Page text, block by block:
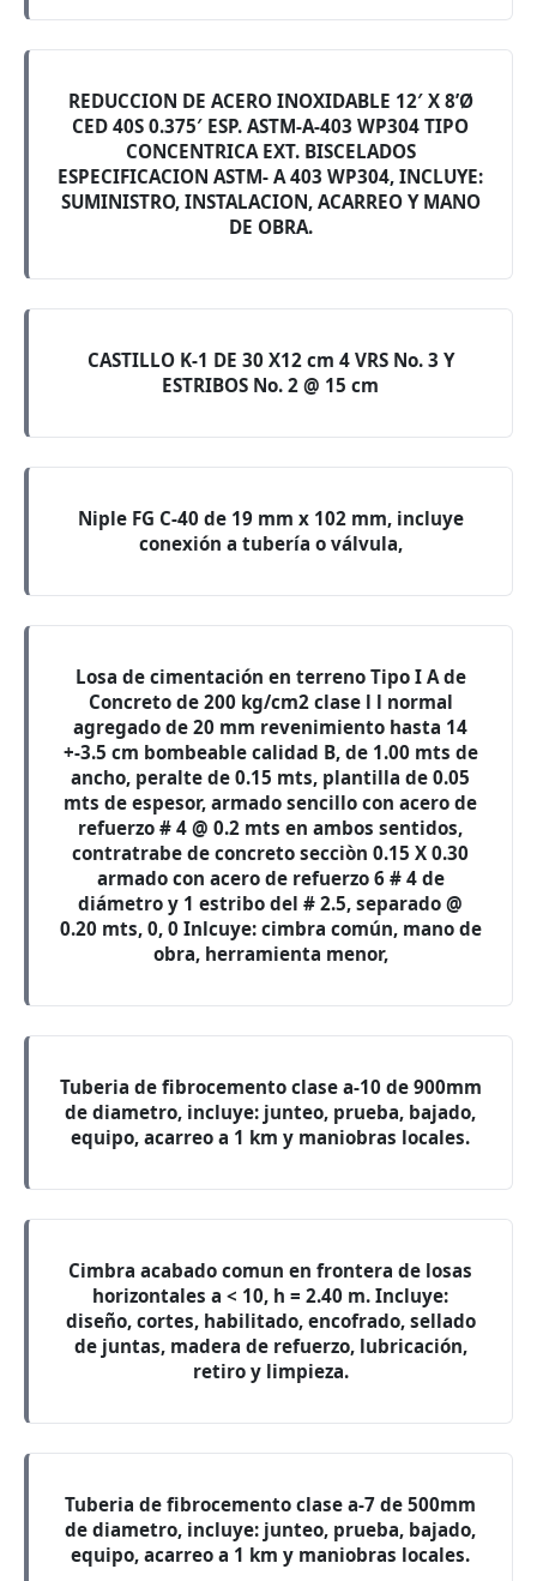
REDUCCION DE ACERO INOXIDABLE 12′ X 8’Ø
CED 40S 0.375′ ESP. ASTM-A-403 WP304 TIPO
CONCENTRICA EXT. BISCELADOS
ESPECIFICACION ASTM- A 403 WP304, INCLUYE:
SUMINISTRO, INSTALACION, ACARREO Y MANO
DE OBRA.
CASTILLO K-1 DE 30 X12 cm 4 VRS No. 3 Y
ESTRIBOS No. 2 @ 15 cm
Niple FG C-40 de 19 mm x 102 mm, incluye
conexión a tubería o válvula,
Losa de cimentación en terreno Tipo I A de
Concreto de 200 kg/cm2 clase l l normal
agregado de 20 mm revenimiento hasta 14
+-3.5 cm bombeable calidad B, de 1.00 mts de
ancho, peralte de 0.15 mts, plantilla de 0.05
mts de espesor, armado sencillo con acero de
refuerzo # 4 @ 0.2 mts en ambos sentidos,
contratrabe de concreto secciòn 0.15 X 0.30
armado con acero de refuerzo 6 # 4 de
diámetro y 1 estribo del # 2.5, separado @
0.20 mts, 0, 0 Inlcuye: cimbra común, mano de
obra, herramienta menor,
Tuberia de fibrocemento clase a-10 de 900mm
de diametro, incluye: junteo, prueba, bajado,
equipo, acarreo a 1 km y maniobras locales.
Cimbra acabado comun en frontera de losas
horizontales a < 10, h = 2.40 m. Incluye:
diseño, cortes, habilitado, encofrado, sellado
de juntas, madera de refuerzo, lubricación,
retiro y limpieza.
Tuberia de fibrocemento clase a-7 de 500mm
de diametro, incluye: junteo, prueba, bajado,
equipo, acarreo a 1 km y maniobras locales.